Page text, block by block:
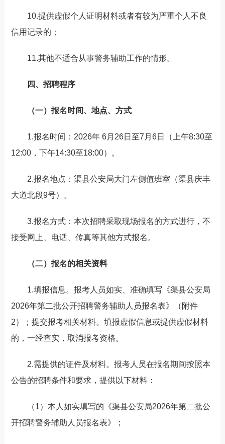
10.提供虚假个人证明材料或者有较为严重个人不良
信用记录的；
11.其他不适合从事警务辅助工作的情形。
四、招聘程序
（一）报名时间、地点、方式
1.报名时间：2026年 6月26日至7月6日（上午8:30至
12:00，下午14:30至18:00）。
2.报名地点：渠县公安局大门左侧值班室（渠县庆丰
大道北段9号）。
3.报名方式：本次招聘采取现场报名的方式进行，不
接受网上、电话、传真等其他方式报名。
（二）报名的相关资料
1.填报信息。报考人员如实、准确填写《渠县公安局
2026年第二批公开招聘警务辅助人员报名表》（附件
2）
；提交报考相关材料。填报虚假信息或提供虚假材料
的，一经查实，取消报考资格。
2.需提供的证件及材料。报考人员在报名期间按照本
公告的招聘条件和要求，提供以下材料：
（1）本人如实填写的《渠县公安局2026年第二批公
开招聘警务辅助人员报名表》；